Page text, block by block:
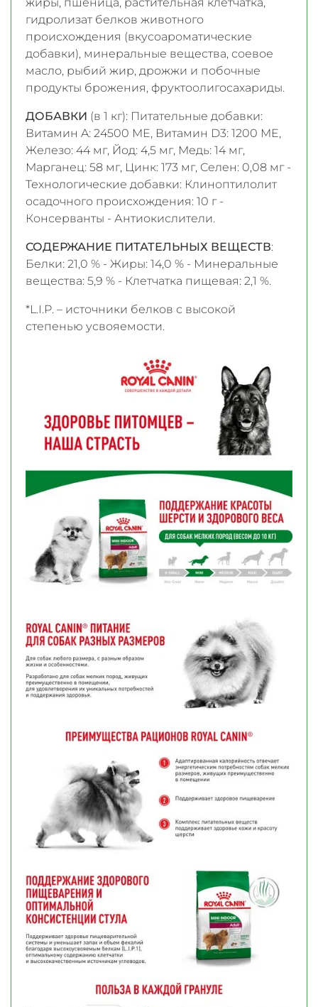
гидролизат белков животного
происхождения (вкусоароматические
добавки), минеральные вещества, соевое
масло, рыбий жир, дрожжи и побочные
продукты брожения, фруктоолигосахариды.
ДОБАВКИ (в 1 кг): Питательные добавки:
Витамин A: 24500 ME, Витамин D3: 1200 ME,
Железо: 44 мг, Йод: 4,5 мг, Медь: 14 мг,
Марганец: 58 мг, Цинк: 173 мг, Ceлeн: 0,08 мг -
Технологические добавки: Клиноптилолит
осадочного происхождения: 10 г -
Консерванты - Антиокислители.
СОДЕРЖАНИЕ ПИТАТЕЛЬНЫХ ВЕЩЕСТВ:
Белки: 21,0 % - Жиры: 14,0 % - Минеральные
вещества: 5,9 % - Клетчатка пищевая: 2,1 %.
*L.I.P. – источники белков с высокой
степенью усвояемости.